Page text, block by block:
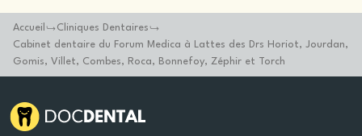
Accueil
Cliniques Dentaires
Cabinet dentaire du Forum Medica à Lattes des Drs Horiot, Jourdan,
Gomis, Villet, Combes, Roca, Bonnefoy, Zéphir et Torch